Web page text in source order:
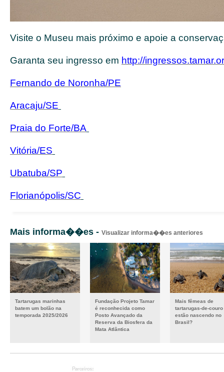
Visite o Museu mais próximo e apoie a
Garanta seu ingresso em http://
Fernando de Noronha/PE
Aracaju/SE
Praia do Forte/BA
Vitória/ES
Ubatuba/SP
Florianópolis/SC
Mais informa��es - Visualizar informa��es anteriores
Tartarugas marinhas
batem um bolão na
temporada 2025/2026
Fundação Projeto Tamar
é reconhecida como
Posto Avançado da
Reserva da Biosfera da
Mata Atlântica
Mais fêmeas de
tartarugas-de-couro
estão nascendo no
Brasil?